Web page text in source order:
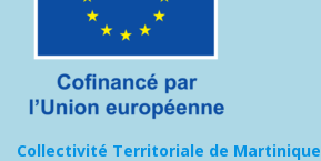
Collectivité Territoriale de Martinique